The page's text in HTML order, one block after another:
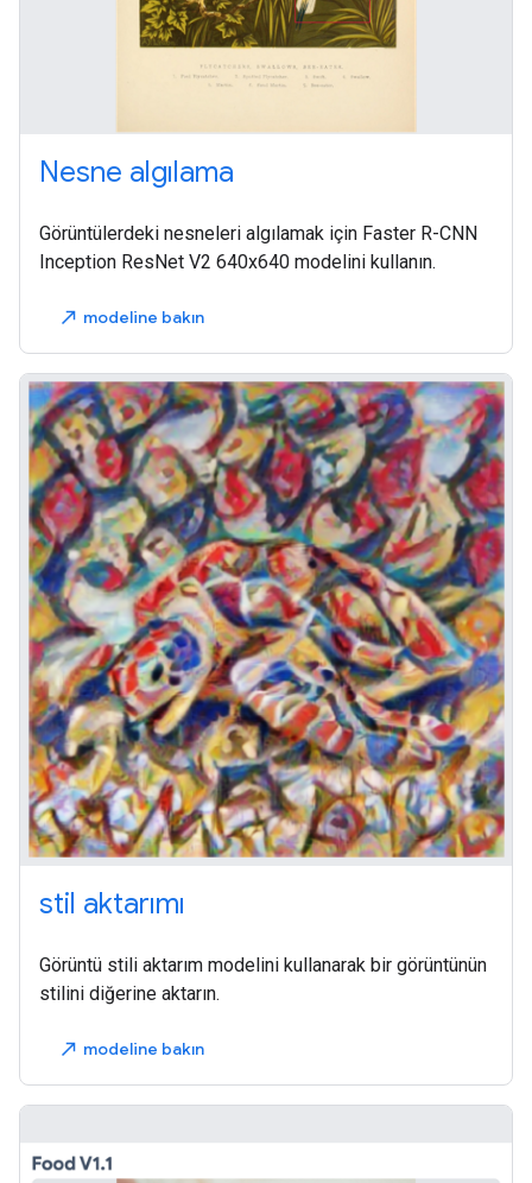
Nesne algılama
Görüntülerdeki nesneleri algılamak için Faster R-CNN
Inception ResNet V2 640x640 modelini kullanın.
north_east modeline bakın
stil aktarımı
Görüntü stili aktarım modelini kullanarak bir görüntünün
stilini diğerine aktarın.
north_east modeline bakın